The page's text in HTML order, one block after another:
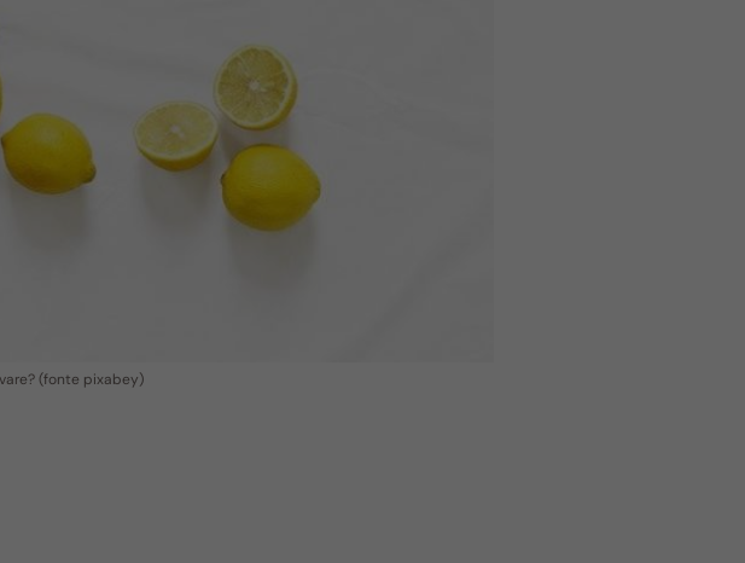
(fonte pixabey)